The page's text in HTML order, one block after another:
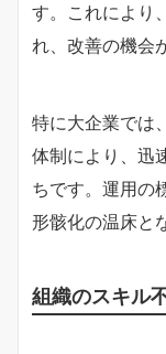
す。これにより
れ、改善の機会
特に大企業では
体制により、迅
ちです。運用の
形骸化の温床と
組織のスキル